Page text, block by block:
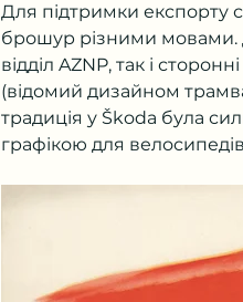
Для підтримки експорту
брошур різними мовами.
відділ AZNP, так і
(відомий дизайном
традиція у Škoda була
графікою для